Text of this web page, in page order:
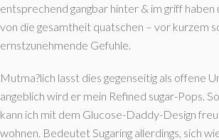
entsprechend gangbar hinter & im griff haben
von die gesamtheit quatschen – vor kurzem
ernstzunehmende Gefuhle.
Mutma?lich lasst dies gegenseitig als offene
angeblich wird er mein Refined sugar-Pops.
kann ich mit dem Glucose-Daddy-Design
wohnen. Bedeutet Sugaring allerdings, sich